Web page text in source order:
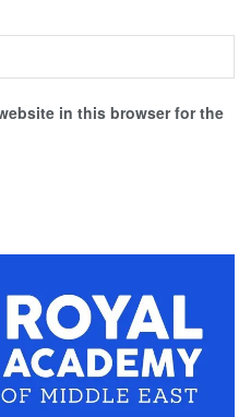
in this browser for the